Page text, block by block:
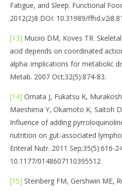
Fatigue, and Sleep. Functional
2012(2)8 DOI: 10.31989/ffhd.v2i8.81
[13] Muoio DM, Koves TR.
acid depends on coordinated
alpha: implications for metabolic
Metab. 2007 Oct;32(5):874-83.
[14] Omata J, Fukatsu K,
Maeshima Y, Okamoto K, Saitoh
Influence of adding
nutrition on gut-associated
Enteral Nutr. 2011 Sep;35(5):616-
10.1177/0148607110395512
[15] Steinberg FM, Gershwin ME,